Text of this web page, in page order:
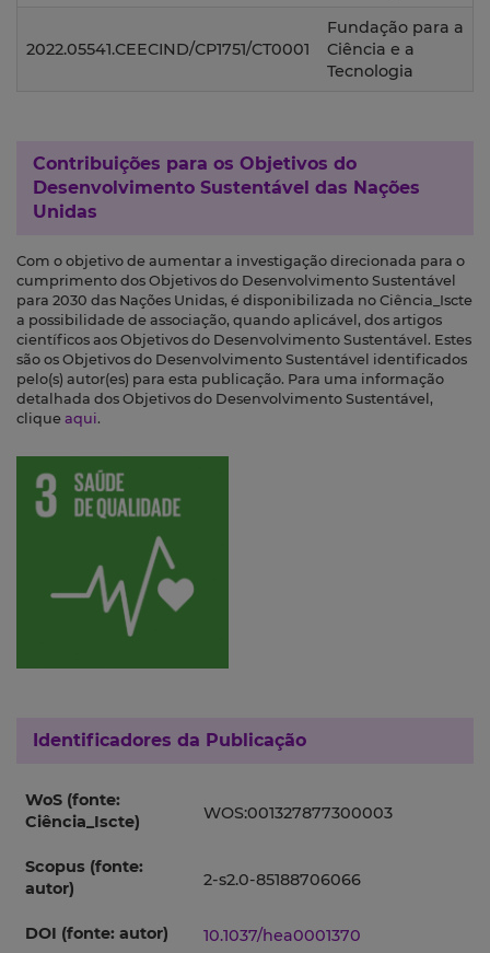
2022.05541.CEECIND/CP1751/CT0001
Fundação para a
Ciência e a
Tecnologia
Contribuições para os Objetivos do
Desenvolvimento Sustentável das Nações
Unidas
Com o objetivo de aumentar a investigação direcionada para o
cumprimento dos Objetivos do Desenvolvimento Sustentável
para 2030 das Nações Unidas, é disponibilizada no Ciência_Iscte
a possibilidade de associação, quando aplicável, dos artigos
científicos aos Objetivos do Desenvolvimento Sustentável. Estes
são os Objetivos do Desenvolvimento Sustentável identificados
pelo(s) autor(es) para esta publicação. Para uma informação
detalhada dos Objetivos do Desenvolvimento Sustentável,
clique aqui.
Identificadores da Publicação
WoS (fonte:
Ciência_Iscte)
WOS:001327877300003
Scopus (fonte:
autor)
2-s2.0-85188706066
DOI (fonte: autor) 10.1037/hea0001370